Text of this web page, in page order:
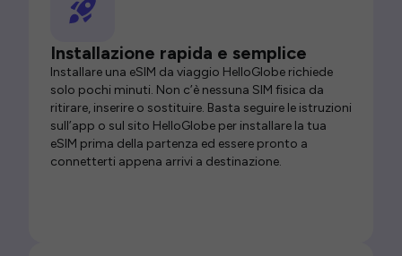
Installazione rapida e semplice
Installare una eSIM da viaggio HelloGlobe richiede
solo pochi minuti. Non c’è nessuna SIM fisica da
ritirare, inserire o sostituire. Basta seguire le istruzioni
sull’app o sul sito HelloGlobe per installare la tua
eSIM prima della partenza ed essere pronto a
connetterti appena arrivi a destinazione.